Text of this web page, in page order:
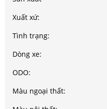
Xuất xứ:
Tình trạng:
Dòng xe:
ODO:
Màu ngoại thất: